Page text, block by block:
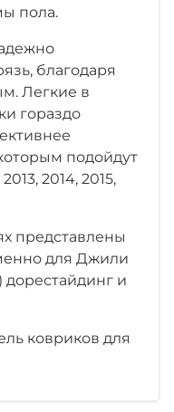
пола.
благодаря
Легкие в
гораздо
подойдут
2014, 2015,
представлены
для Джили
дорестайдинг и
ковриков для